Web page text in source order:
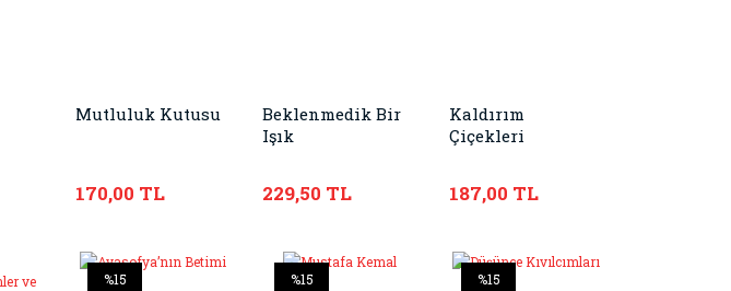
Mutluluk Kutusu
170,00 TL
Beklenmedik Bir
Işık
229,50 TL
Kaldırım
Çiçekleri
187,00 TL
%15 %15 %15